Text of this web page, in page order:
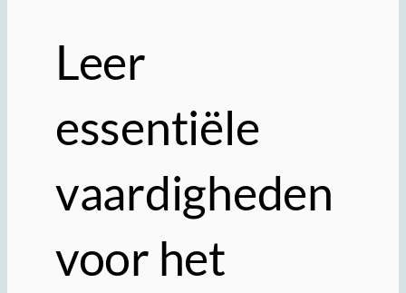
Leer
essentiële
vaardigheden
voor het